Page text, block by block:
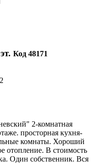
Код 48171
2-комнатная
просторная кухня-
комнаты. Хороший
отопление. В стоимость
Один собственник. Вся